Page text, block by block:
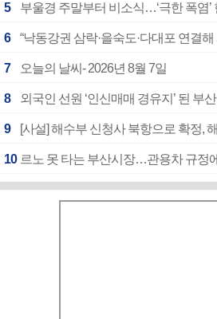
5 부울경 주말부터 비소식…‘극한 폭염’
6 “낙동강권 삼락·을숙도·다대포 연결
7 오늘의 날씨- 2026년 8월 7일
8 외국인 선원 ‘인신매매 경유지’ 된 부
9 [사설] 해수부 신청사 북항으로 확정,
10 르노 못 타는 부산시장…관용차 규정